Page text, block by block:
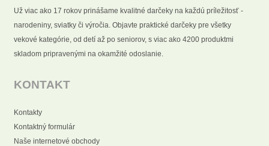
Už viac ako 17 rokov prinášame kvalitné darčeky na každú príležitosť -
narodeniny, sviatky či výročia. Objavte praktické darčeky pre všetky
vekové kategórie, od detí až po seniorov, s viac ako 4200 produktmi
skladom pripravenými na okamžité odoslanie.
KONTAKT
Kontakty
Kontaktný formulár
Naše internetové obchody